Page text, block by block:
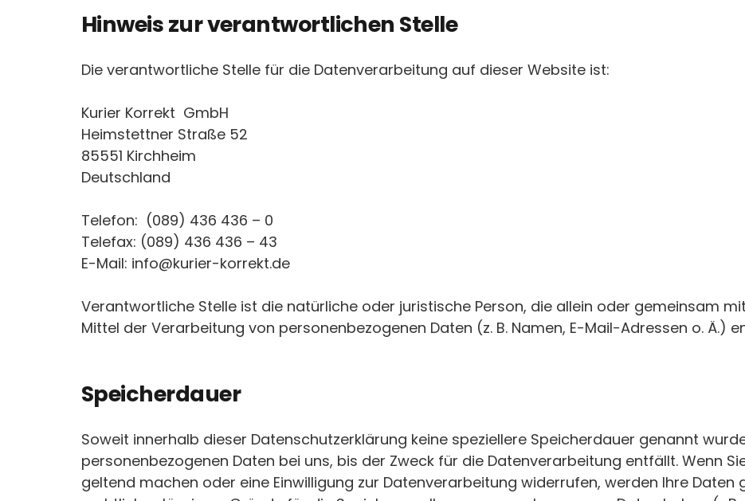
Hinweis zur verantwortlichen Stelle
Die verantwortliche Stelle für die Datenverarbeitung auf dieser Website ist:
Kurier Korrekt GmbH
Heimstettner Straße 52
85551 Kirchheim
Deutschland
Telefon: (089) 436 436 – 0
Telefax: (089) 436 436 – 43
E-Mail: info@kurier-korrekt.de
Verantwortliche Stelle ist die natürliche oder juristische Person, die allein oder gemeinsam
Mittel der Verarbeitung von personenbezogenen Daten (z. B. Namen, E-Mail-Adressen o. Ä.)
Speicherdauer
Soweit innerhalb dieser Datenschutzerklärung keine speziellere Speicherdauer genannt
personenbezogenen Daten bei uns, bis der Zweck für die Datenverarbeitung entfällt. Wenn
geltend machen oder eine Einwilligung zur Datenverarbeitung widerrufen, werden Ihre Daten